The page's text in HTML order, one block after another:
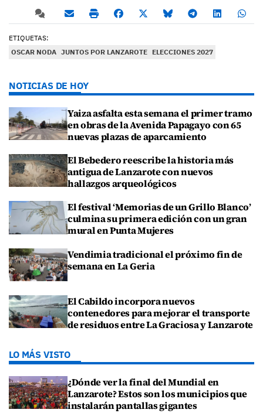
ETIQUETAS:
OSCAR NODA JUNTOS POR LANZAROTE ELECCIONES 2027
NOTICIAS DE HOY
Yaiza asfalta esta semana el primer tramo
en obras de la Avenida Papagayo con 65
nuevas plazas de aparcamiento
El Bebedero reescribe la historia más
antigua de Lanzarote con nuevos
hallazgos arqueológicos
El festival ‘Memorias de un Grillo Blanco’
culmina su primera edición con un gran
mural en Punta Mujeres
Vendimia tradicional el próximo fin de
semana en La Geria
El Cabildo incorpora nuevos
contenedores para mejorar el transporte
de residuos entre La Graciosa y Lanzarote
LO MÁS VISTO
¿Dónde ver la final del Mundial en
Lanzarote? Estos son los municipios que
instalarán pantallas gigantes